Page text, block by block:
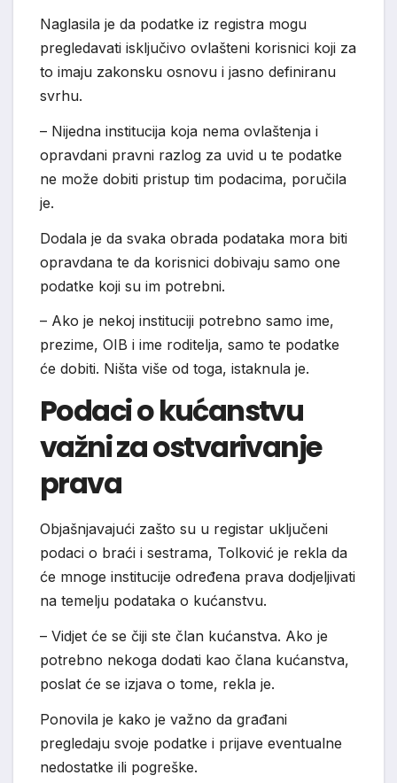
Naglasila je da podatke iz registra mogu
pregledavati isključivo ovlašteni korisnici koji za
to imaju zakonsku osnovu i jasno definiranu
svrhu.
– Nijedna institucija koja nema ovlaštenja i
opravdani pravni razlog za uvid u te podatke
ne može dobiti pristup tim podacima, poručila
je.
Dodala je da svaka obrada podataka mora biti
opravdana te da korisnici dobivaju samo one
podatke koji su im potrebni.
– Ako je nekoj instituciji potrebno samo ime,
prezime, OIB i ime roditelja, samo te podatke
će dobiti. Ništa više od toga, istaknula je.
Podaci o kućanstvu
važni za ostvarivanje
prava
Objašnjavajući zašto su u registar uključeni
podaci o braći i sestrama, Tolković je rekla da
će mnoge institucije određena prava dodjeljivati
na temelju podataka o kućanstvu.
– Vidjet će se čiji ste član kućanstva. Ako je
potrebno nekoga dodati kao člana kućanstva,
poslat će se izjava o tome, rekla je.
Ponovila je kako je važno da građani
pregledaju svoje podatke i prijave eventualne
nedostatke ili pogreške.